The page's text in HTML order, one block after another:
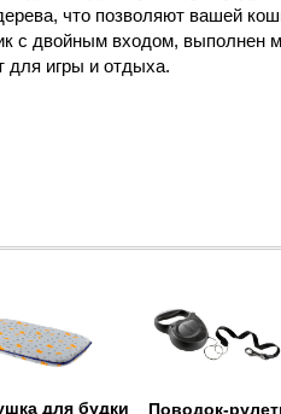
что позволяют вашей
с двойным входом, выполнен
для игры и отдыха.
для будки Поводок-